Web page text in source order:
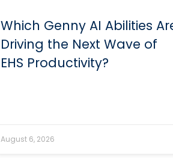
Which Genny AI Abilities
Driving the Next Wave of
EHS Productivity?
August 6, 2026